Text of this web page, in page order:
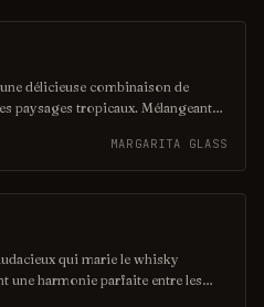
délicieuse combinaison de
paysages tropicaux. Mélangeant
parfaite pour les amateurs
colorée et son goût unique en
MARGARITA GLASS
qui marie le whisky
une harmonie parfaite entre les